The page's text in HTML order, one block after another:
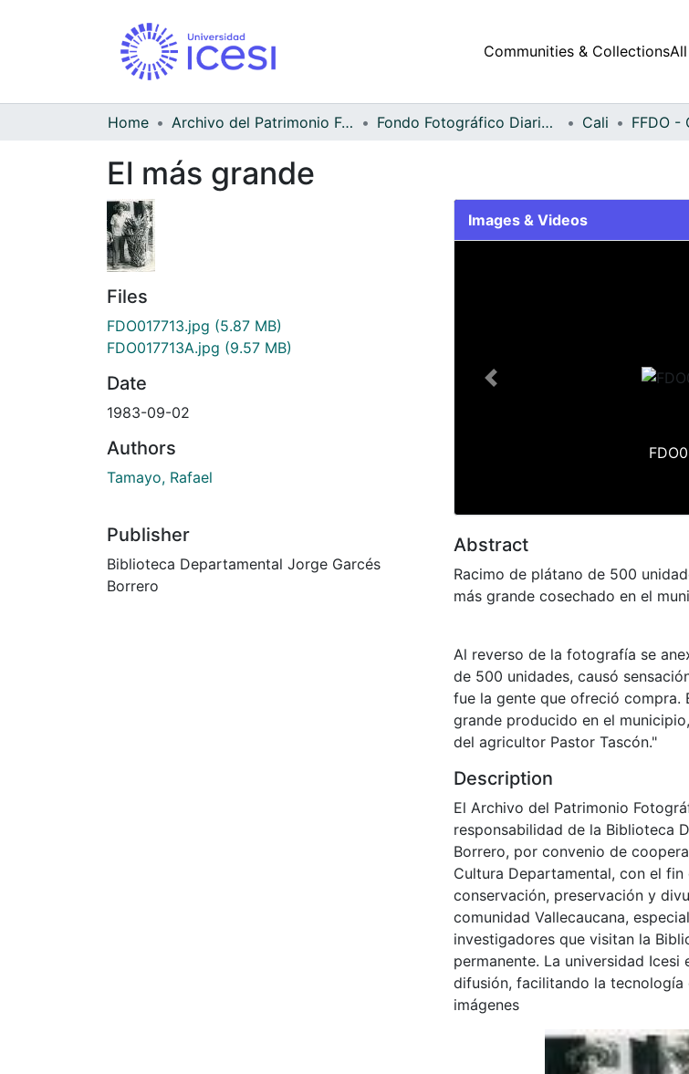
Communities & Collections
Home Archivo del Patrimonio Fotográfico y Fílmico del Valle del Cauca Fondo Fotográfico Diario Occidente Cali FFDO -
El más grande
Files
FDO017713.jpg (5.87 MB)
FDO017713A.jpg (9.57 MB)
Date
1983-09-02
Authors
Tamayo, Rafael
Publisher
Biblioteca Departamental Jorge Garcés
Borrero
Images & Videos
Previous
Abstract
Racimo de plátano de 500
más grande cosechado en el
Al reverso de la fotografía se
de 500 unidades, causó
fue la gente que ofreció compra.
grande producido en el
del agricultor Pastor Tascón."
Description
El Archivo del Patrimonio
responsabilidad de la Biblioteca
Borrero, por convenio de
Cultura Departamental, con el
conservación, preservación y
comunidad Vallecaucana,
investigadores que visitan la
permanente. La universidad
difusión, facilitando la
imágenes